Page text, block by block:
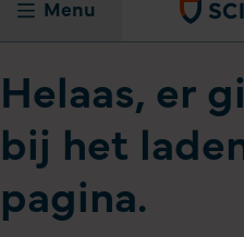
Menu
Helaas, er
bij het
pagina.